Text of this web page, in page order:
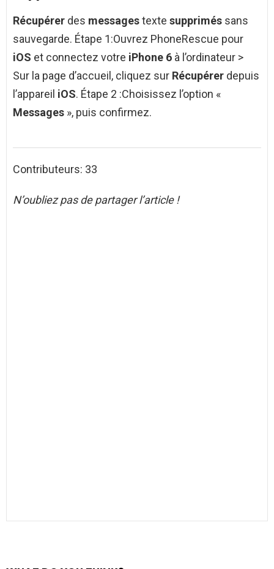
Récupérer des messagestexte supprimés sans
sauvegarde. Étape 1:Ouvrez PhoneRescue pour
iOS et connectez votre iPhone 6 à l’ordinateur >
Sur la page d’accueil, cliquez sur Récupérer depuis
l’appareil iOS. Étape 2 :Choisissez l’option «
Messages », puis confirmez.
Contributeurs: 33
N’oubliez pas de partager l’article !